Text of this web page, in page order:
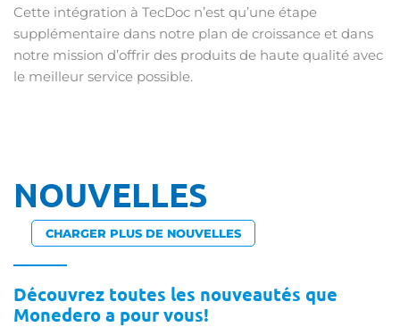
Cette intégration à TecDoc n’est qu’une étape
supplémentaire dans notre plan de croissance et dans
notre mission d’offrir des produits de haute qualité avec
le meilleur service possible.
NOUVELLES
CHARGER PLUS DE NOUVELLES
Découvrez toutes les nouveautés que
Monedero a pour vous!